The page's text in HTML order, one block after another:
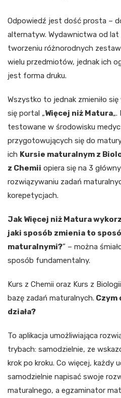
Odpowiedź jest dość prosta –
alternatyw. Wydawnictwa od lat
tworzeniu różnorodnych
wielu przedmiotów, jednak ich
jest forma druku.
Wszystko to jednak zmieniło
się portal „Więcej niż Matura
testowane w środowisku
przygotowujących się do
ich Kursie maturalnym z
z Chemii opiera się na 3
rozwiązywaniu zadań
korepetycjach.
Jak Więcej niż Matura
jaki sposób zmienia to
maturalnymi?” – można
sposób fundamentalny.
Kurs z Chemii oraz Kurs z
bazę zadań maturalnych. Czym
działa?
To aplikacja umożliwiająca
trybach: samodzielnie, ze
krok po kroku. Co więcej, każdy
samodzielnie napisać swoje
maturalnego, a egzaminator